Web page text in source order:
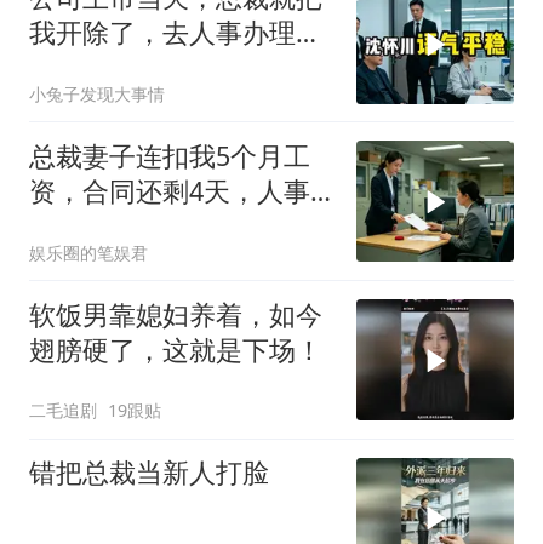
我开除了，去人事办理离
小兔子发现大事情
总裁妻子连扣我5个月工
资，合同还剩4天，人事
娱乐圈的笔娱君
软饭男靠媳妇养着，如今
翅膀硬了，这就是下场！
二毛追剧 19跟贴
错把总裁当新人打脸